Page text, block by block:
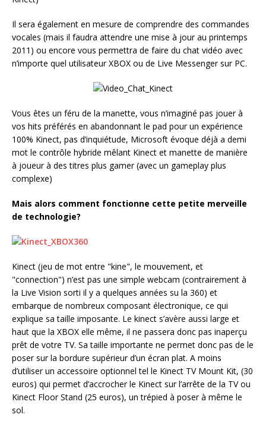
Il sera également en mesure de comprendre des commandes
vocales (mais il faudra attendre une mise à jour au printemps
2011) ou encore vous permettra de faire du chat vidéo avec
n’importe quel utilisateur XBOX ou de Live Messenger sur PC.
Vous êtes un féru de la manette, vous n’imaginé pas jouer à
vos hits préférés en abandonnant le pad pour un expérience
100% Kinect, pas d’inquiétude, Microsoft évoque déjà a demi
mot le contrôle hybride mêlant Kinect et manette de manière
à joueur à des titres plus gamer (avec un gameplay plus
complexe)
Mais alors comment fonctionne cette petite merveille
de technologie?
Kinect (jeu de mot entre "kine", le mouvement, et
"connection") n’est pas une simple webcam (contrairement à
la Live Vision sorti il y a quelques années su la 360) et
embarque de nombreux composant électronique, ce qui
explique sa taille imposante. Le kinect s’avère aussi large et
haut que la XBOX elle même, il ne passera donc pas inaperçu
prêt de votre TV. Sa taille importante ne permet donc pas de le
poser sur la bordure supérieur d’un écran plat. A moins
d’utiliser un accessoire optionnel tel le Kinect TV Mount Kit, (30
euros) qui permet d’accrocher le Kinect sur l’arrête de la TV ou
Kinect Floor Stand (25 euros), un trépied à poser à même le
sol.